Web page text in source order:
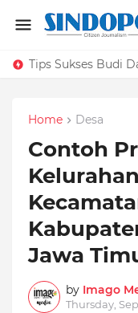
Tips Sukses Budi
Home Desa
Contoh
Jawa
by Imago
Thursday,